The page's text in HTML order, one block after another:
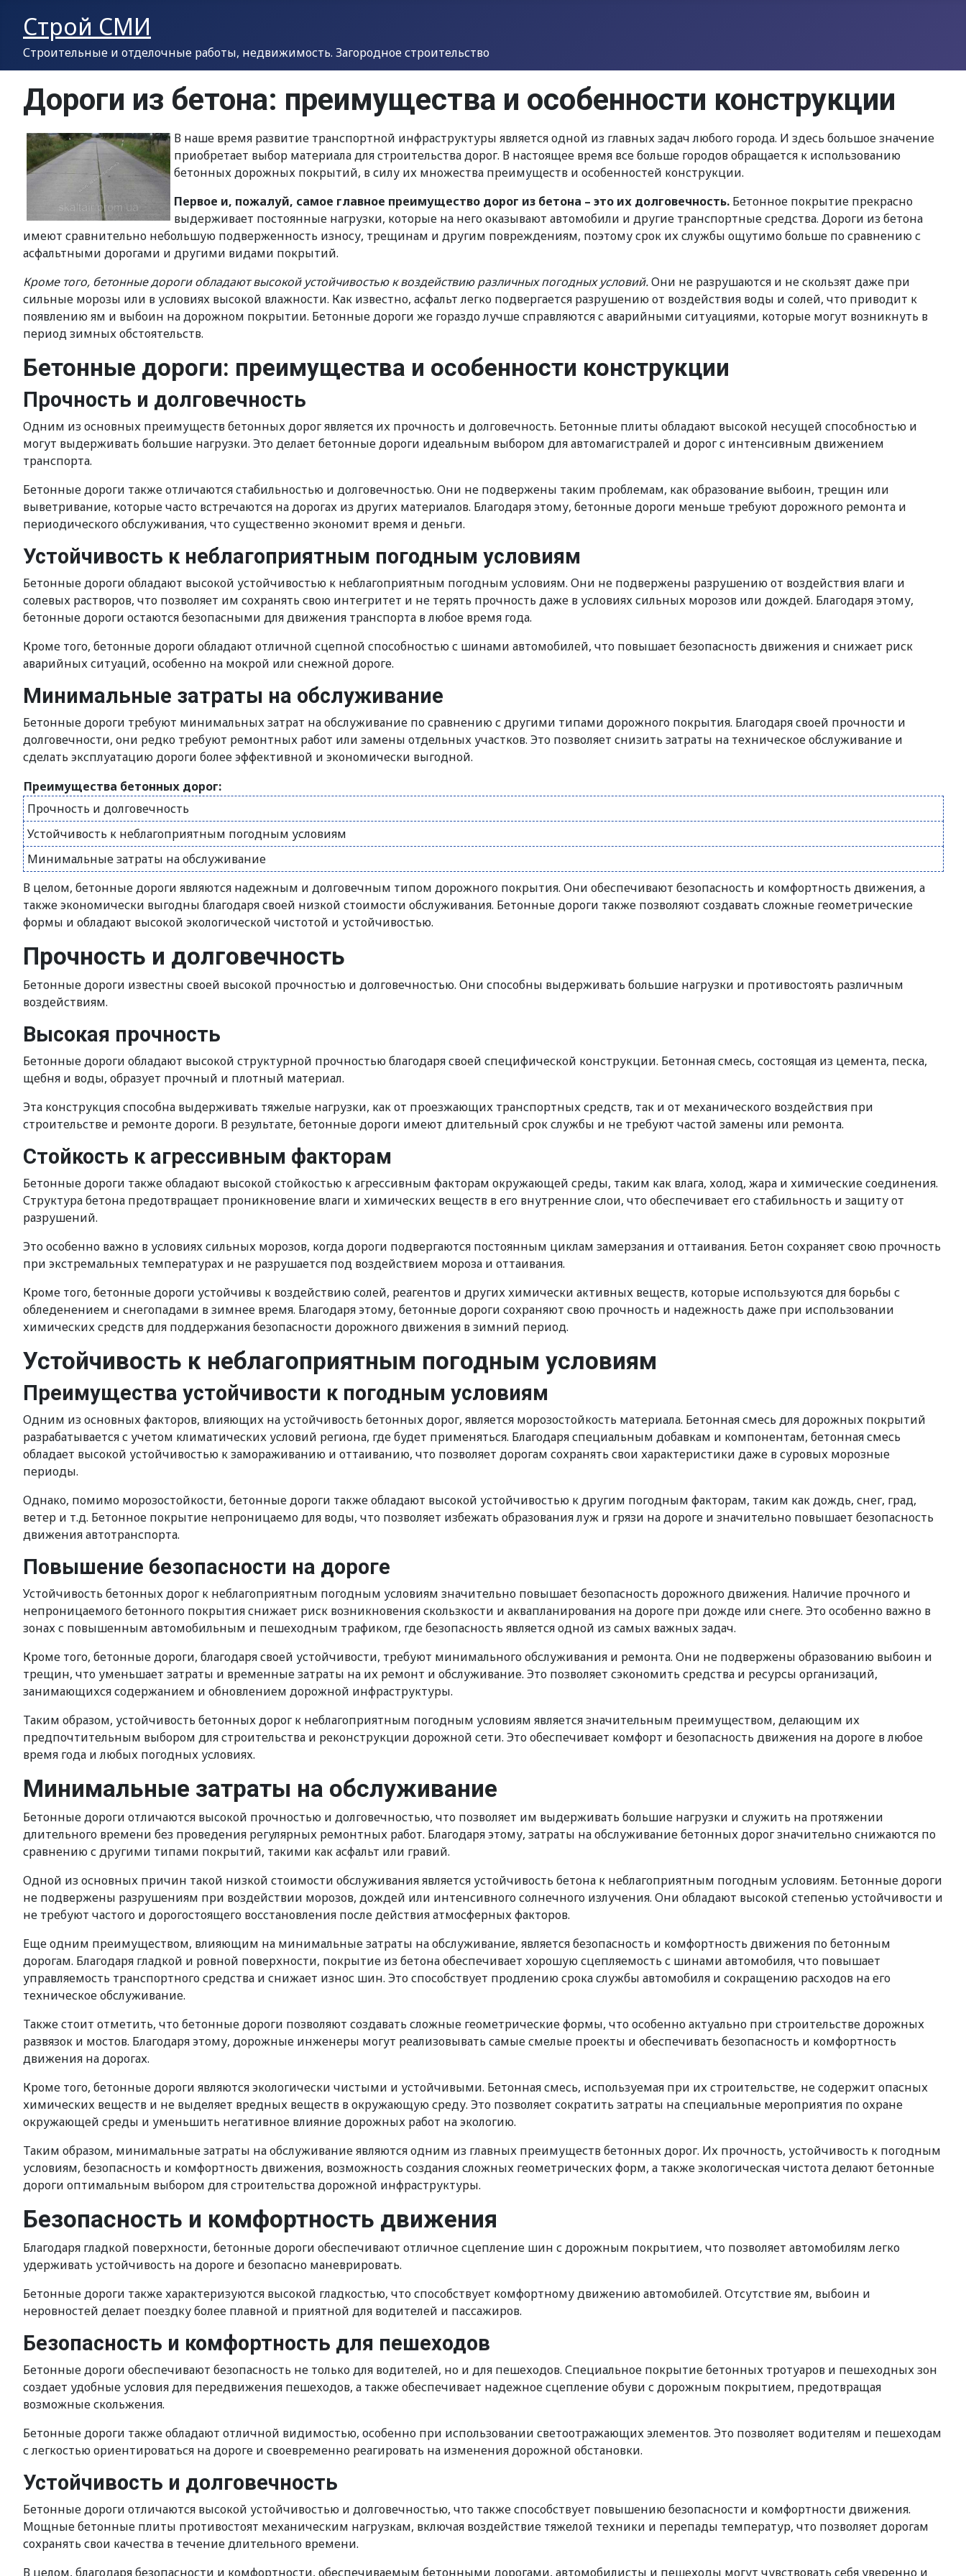
Строй СМИ
Строительные и отделочные работы, недвижимость. Загородное строительство
Дороги из бетона: преимущества и особенности конструкции
В наше время развитие транспортной инфраструктуры является одной из главных задач любого города. И здесь большое значение
приобретает выбор материала для строительства дорог. В настоящее время все больше городов обращается к использованию
бетонных дорожных покрытий, в силу их множества преимуществ и особенностей конструкции.
Первое и, пожалуй, самое главное преимущество дорог из бетона – это их долговечность. Бетонное покрытие прекрасно
выдерживает постоянные нагрузки, которые на него оказывают автомобили и другие транспортные средства. Дороги из бетона
имеют сравнительно небольшую подверженность износу, трещинам и другим повреждениям, поэтому срок их службы ощутимо больше по сравнению с
асфальтными дорогами и другими видами покрытий.
Кроме того, бетонные дороги обладают высокой устойчивостью к воздействию различных погодных условий.Они не разрушаются и не скользят даже при
сильные морозы или в условиях высокой влажности. Как известно, асфальт легко подвергается разрушению от воздействия воды и солей, что приводит к
появлению ям и выбоин на дорожном покрытии. Бетонные дороги же гораздо лучше справляются с аварийными ситуациями, которые могут возникнуть в
период зимных обстоятельств.
Бетонные дороги: преимущества и особенности конструкции
Прочность и долговечность
Одним из основных преимуществ бетонных дорог является их прочность и долговечность. Бетонные плиты обладают высокой несущей способностью и
могут выдерживать большие нагрузки. Это делает бетонные дороги идеальным выбором для автомагистралей и дорог с интенсивным движением
транспорта.
Бетонные дороги также отличаются стабильностью и долговечностью. Они не подвержены таким проблемам, как образование выбоин, трещин или
выветривание, которые часто встречаются на дорогах из других материалов. Благодаря этому, бетонные дороги меньше требуют дорожного ремонта и
периодического обслуживания, что существенно экономит время и деньги.
Устойчивость к неблагоприятным погодным условиям
Бетонные дороги обладают высокой устойчивостью к неблагоприятным погодным условиям. Они не подвержены разрушению от воздействия влаги и
солевых растворов, что позволяет им сохранять свою интегритет и не терять прочность даже в условиях сильных морозов или дождей. Благодаря этому,
бетонные дороги остаются безопасными для движения транспорта в любое время года.
Кроме того, бетонные дороги обладают отличной сцепной способностью с шинами автомобилей, что повышает безопасность движения и снижает риск
аварийных ситуаций, особенно на мокрой или снежной дороге.
Минимальные затраты на обслуживание
Бетонные дороги требуют минимальных затрат на обслуживание по сравнению с другими типами дорожного покрытия. Благодаря своей прочности и
долговечности, они редко требуют ремонтных работ или замены отдельных участков. Это позволяет снизить затраты на техническое обслуживание и
сделать эксплуатацию дороги более эффективной и экономически выгодной.
Преимущества бетонных дорог:
Прочность и долговечность
Устойчивость к неблагоприятным погодным условиям
Минимальные затраты на обслуживание
В целом, бетонные дороги являются надежным и долговечным типом дорожного покрытия. Они обеспечивают безопасность и комфортность движения, а
также экономически выгодны благодаря своей низкой стоимости обслуживания. Бетонные дороги также позволяют создавать сложные геометрические
формы и обладают высокой экологической чистотой и устойчивостью.
Прочность и долговечность
Бетонные дороги известны своей высокой прочностью и долговечностью. Они способны выдерживать большие нагрузки и противостоять различным
воздействиям.
Высокая прочность
Бетонные дороги обладают высокой структурной прочностью благодаря своей специфической конструкции. Бетонная смесь, состоящая из цемента, песка,
щебня и воды, образует прочный и плотный материал.
Эта конструкция способна выдерживать тяжелые нагрузки, как от проезжающих транспортных средств, так и от механического воздействия при
строительстве и ремонте дороги. В результате, бетонные дороги имеют длительный срок службы и не требуют частой замены или ремонта.
Стойкость к агрессивным факторам
Бетонные дороги также обладают высокой стойкостью к агрессивным факторам окружающей среды, таким как влага, холод, жара и химические соединения.
Структура бетона предотвращает проникновение влаги и химических веществ в его внутренние слои, что обеспечивает его стабильность и защиту от
разрушений.
Это особенно важно в условиях сильных морозов, когда дороги подвергаются постоянным циклам замерзания и оттаивания. Бетон сохраняет свою прочность
при экстремальных температурах и не разрушается под воздействием мороза и оттаивания.
Кроме того, бетонные дороги устойчивы к воздействию солей, реагентов и других химически активных веществ, которые используются для борьбы с
обледенением и снегопадами в зимнее время. Благодаря этому, бетонные дороги сохраняют свою прочность и надежность даже при использовании
химических средств для поддержания безопасности дорожного движения в зимний период.
Устойчивость к неблагоприятным погодным условиям
Преимущества устойчивости к погодным условиям
Одним из основных факторов, влияющих на устойчивость бетонных дорог, является морозостойкость материала. Бетонная смесь для дорожных покрытий
разрабатывается с учетом климатических условий региона, где будет применяться. Благодаря специальным добавкам и компонентам, бетонная смесь
обладает высокой устойчивостью к замораживанию и оттаиванию, что позволяет дорогам сохранять свои характеристики даже в суровых морозные
периоды.
Однако, помимо морозостойкости, бетонные дороги также обладают высокой устойчивостью к другим погодным факторам, таким как дождь, снег, град,
ветер и т.д. Бетонное покрытие непроницаемо для воды, что позволяет избежать образования луж и грязи на дороге и значительно повышает безопасность
движения автотранспорта.
Повышение безопасности на дороге
Устойчивость бетонных дорог к неблагоприятным погодным условиям значительно повышает безопасность дорожного движения. Наличие прочного и
непроницаемого бетонного покрытия снижает риск возникновения скользкости и аквапланирования на дороге при дожде или снеге. Это особенно важно в
зонах с повышенным автомобильным и пешеходным трафиком, где безопасность является одной из самых важных задач.
Кроме того, бетонные дороги, благодаря своей устойчивости, требуют минимального обслуживания и ремонта. Они не подвержены образованию выбоин и
трещин, что уменьшает затраты и временные затраты на их ремонт и обслуживание. Это позволяет сэкономить средства и ресурсы организаций,
занимающихся содержанием и обновлением дорожной инфраструктуры.
Таким образом, устойчивость бетонных дорог к неблагоприятным погодным условиям является значительным преимуществом, делающим их
предпочтительным выбором для строительства и реконструкции дорожной сети. Это обеспечивает комфорт и безопасность движения на дороге в любое
время года и любых погодных условиях.
Минимальные затраты на обслуживание
Бетонные дороги отличаются высокой прочностью и долговечностью, что позволяет им выдерживать большие нагрузки и служить на протяжении
длительного времени без проведения регулярных ремонтных работ. Благодаря этому, затраты на обслуживание бетонных дорог значительно снижаются по
сравнению с другими типами покрытий, такими как асфальт или гравий.
Одной из основных причин такой низкой стоимости обслуживания является устойчивость бетона к неблагоприятным погодным условиям. Бетонные дороги
не подвержены разрушениям при воздействии морозов, дождей или интенсивного солнечного излучения. Они обладают высокой степенью устойчивости и
не требуют частого и дорогостоящего восстановления после действия атмосферных факторов.
Еще одним преимуществом, влияющим на минимальные затраты на обслуживание, является безопасность и комфортность движения по бетонным
дорогам. Благодаря гладкой и ровной поверхности, покрытие из бетона обеспечивает хорошую сцепляемость с шинами автомобиля, что повышает
управляемость транспортного средства и снижает износ шин. Это способствует продлению срока службы автомобиля и сокращению расходов на его
техническое обслуживание.
Также стоит отметить, что бетонные дороги позволяют создавать сложные геометрические формы, что особенно актуально при строительстве дорожных
развязок и мостов. Благодаря этому, дорожные инженеры могут реализовывать самые смелые проекты и обеспечивать безопасность и комфортность
движения на дорогах.
Кроме того, бетонные дороги являются экологически чистыми и устойчивыми. Бетонная смесь, используемая при их строительстве, не содержит опасных
химических веществ и не выделяет вредных веществ в окружающую среду. Это позволяет сократить затраты на специальные мероприятия по охране
окружающей среды и уменьшить негативное влияние дорожных работ на экологию.
Таким образом, минимальные затраты на обслуживание являются одним из главных преимуществ бетонных дорог. Их прочность, устойчивость к погодным
условиям, безопасность и комфортность движения, возможность создания сложных геометрических форм, а также экологическая чистота делают бетонные
дороги оптимальным выбором для строительства дорожной инфраструктуры.
Безопасность и комфортность движения
Благодаря гладкой поверхности, бетонные дороги обеспечивают отличное сцепление шин с дорожным покрытием, что позволяет автомобилям легко
удерживать устойчивость на дороге и безопасно маневрировать.
Бетонные дороги также характеризуются высокой гладкостью, что способствует комфортному движению автомобилей. Отсутствие ям, выбоин и
неровностей делает поездку более плавной и приятной для водителей и пассажиров.
Безопасность и комфортность для пешеходов
Бетонные дороги обеспечивают безопасность не только для водителей, но и для пешеходов. Специальное покрытие бетонных тротуаров и пешеходных зон
создает удобные условия для передвижения пешеходов, а также обеспечивает надежное сцепление обуви с дорожным покрытием, предотвращая
возможные скольжения.
Бетонные дороги также обладают отличной видимостью, особенно при использовании светоотражающих элементов. Это позволяет водителям и пешеходам
с легкостью ориентироваться на дороге и своевременно реагировать на изменения дорожной обстановки.
Устойчивость и долговечность
Бетонные дороги отличаются высокой устойчивостью и долговечностью, что также способствует повышению безопасности и комфортности движения.
Мощные бетонные плиты противостоят механическим нагрузкам, включая воздействие тяжелой техники и перепады температур, что позволяет дорогам
сохранять свои качества в течение длительного времени.
В целом, благодаря безопасности и комфортности, обеспечиваемым бетонными дорогами, автомобилисты и пешеходы могут чувствовать себя уверенно и